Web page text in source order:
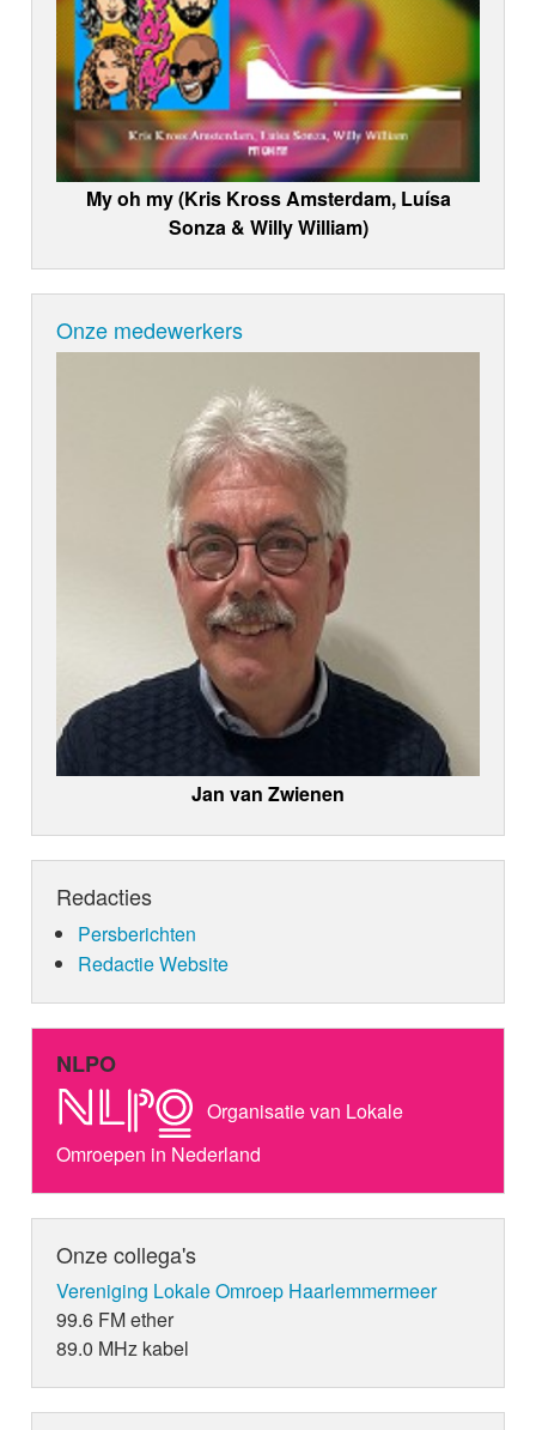
My oh my (Kris Kross Amsterdam, Luísa
Sonza & Willy William)
Onze medewerkers
Jan van Zwienen
Redacties
Persberichten
Redactie Website
NLPO
Organisatie van Lokale
Omroepen in Nederland
Onze collega's
Vereniging Lokale Omroep Haarlemmermeer
99.6 FM ether
89.0 MHz kabel